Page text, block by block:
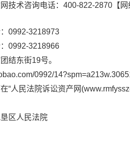
技术咨询电话：400-822-2870【
0992-3218973
0992-3218966
结东街19号。
0992/
“人民法院诉讼资产网
区人民法院